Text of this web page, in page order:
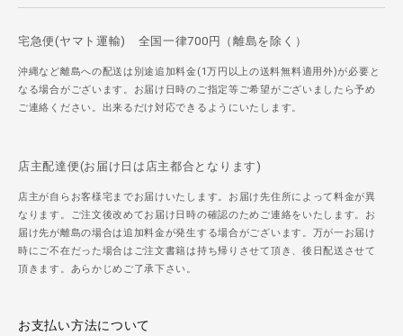
宅急便(ヤマト運輸) 全国一律700円（離島を除く）
沖縄など離島への配送は別途追加料金(1万円以上の送料無料適用外)が必要と
なる場合がございます。お届け日時のご指定等ご希望がございましたら予め
ご連絡ください。出来るだけ対応できるようにいたします。
店主配達便(お届け日は店主都合となります)
店主が自らお客様宅までお届けいたします。お届け先住所によって料金が異
なります。ご注文後改めてお届け日時の確認のためご連絡をいたします。お
届け先が離島の場合は追加料金が発生する場合がございます。万が一お届け
時にご不在だった場合はご注文書籍は持ち帰りさせて頂き、後日配送させて
頂きます。あらかじめご了承下さい。
お支払い方法について